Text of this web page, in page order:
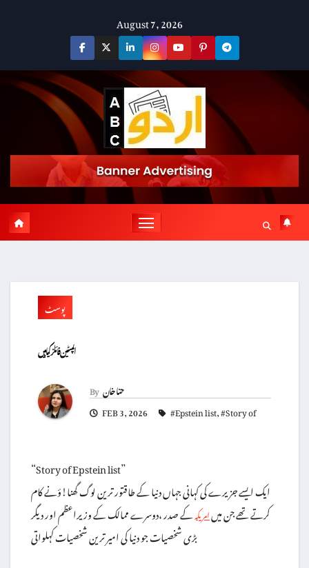
August 7, 2026
پوسٹ
اپسٹین فائلز کیا ہیں
Byحنا خان
FEB 3, 2026
#Epstein list,#Story of
“Story of Epstein list”
ایک ایسے جزیرے کی کہانی جہاں دنیا کے طاقتور ترین لوگ گھنا!ؤنے کام
کرتے تھے جن میںامریکہکے صدر ،دوسرے ممالک کے وزیراعظم اور دیگر
بڑی شخصیات جو دنیا کی امیر ترین شخصیات کہلواتی